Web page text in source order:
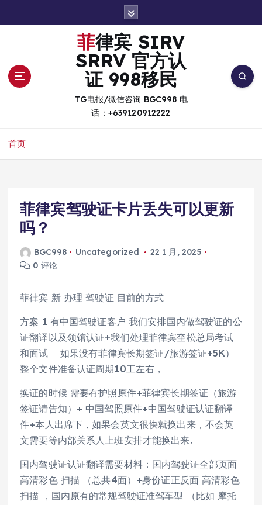
菲律宾 SIRV
SRRV 官方认
证 998移民
TG电报/微信咨询 BGC998 电
话：+639120912222
首页
菲律宾驾驶证卡片丢失可以更新
吗？
BGC998 Uncategorized
22 1 月, 2025
0 评论
菲律宾 新 办理 驾驶证 目前的方式
方案 1 有中国驾驶证客户 我们安排国内做驾驶证的公
证翻译以及领馆认证+我们处理菲律宾奎松总局考试
和面试 如果没有菲律宾长期签证/旅游签证+5K）
整个文件准备认证周期10工左右，
换证的时候 需要有护照原件+菲律宾长期签证（旅游
签证请告知）+ 中国驾照原件+中国驾驶证认证翻译
件+本人出席下，如果会英文很快就换出来，不会英
文需要等内部关系人上班安排才能换出来.
国内驾驶证认证翻译需要材料：国内驾驶证全部页面
高清彩色 扫描 （总共4面）+身份证正反面 高清彩色
扫描 ，国内原有的常规驾驶证准驾车型 （比如 摩托